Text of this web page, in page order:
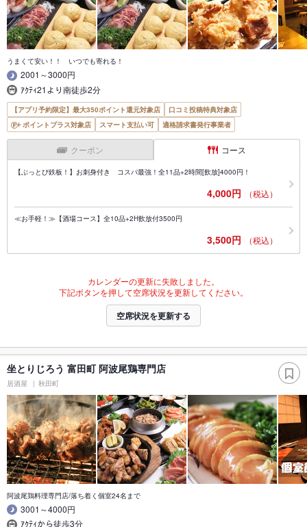
うまくて安い！！ いつでも寄れる！
2001～3000円
ｱｸﾃｨ21より南徒歩2分
【アプリ予約限定】最大350ポイント還元対象店
口コミ投稿特典対象店
ポイントプラス対象店
スマート支払い可 適格請求書発行事業者
クーポン コース
【ぶっとび鉄板！】お刺身付き コスパ最強！全11品+2時間[飲放]4000円！
4,000円 （税込）
≪お手軽！≫【酒場コース】全10品+2H飲放付3500円
3,500円 （税込）
カレンダーの更新に失敗しました。
下記ボタンを押して空席状況を更新してください。
空席状況を更新する
坐とりじろう 富田町 阿波尾鶏専門店
居酒屋 秋田町
阿波尾鶏料理専門店/落ち着く個室24名まで
3001～4000円
ｱｸﾃｨから徒歩3分